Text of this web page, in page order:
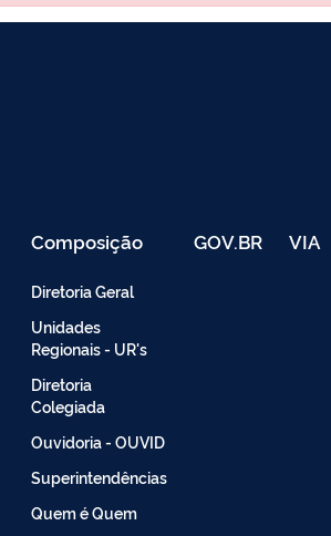
Composição
Diretoria Geral
Unidades
Regionais - UR's
Diretoria
Colegiada
Ouvidoria - OUVID
Superintendências
Quem é Quem
GOV.BR VIA